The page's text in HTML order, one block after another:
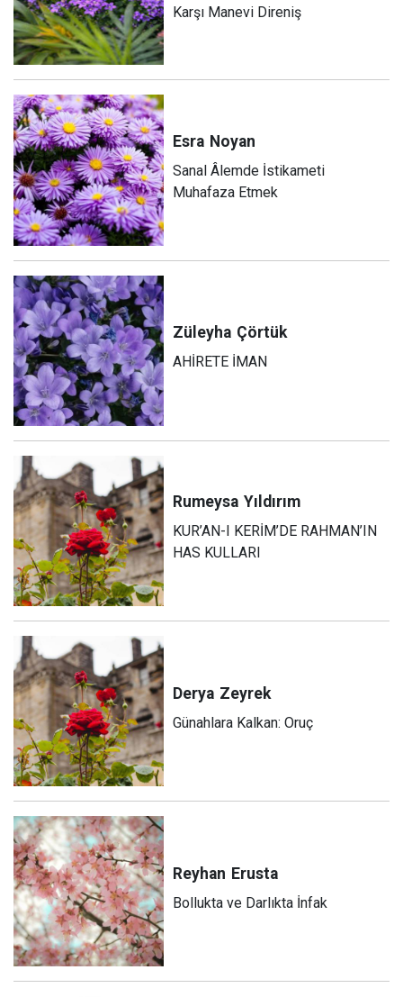
Karşı Manevi Direniş
Esra Noyan
Sanal Âlemde İstikameti
Muhafaza Etmek
Züleyha Çörtük
AHİRETE İMAN
Rumeysa Yıldırım
KUR’AN-I KERİM’DE RAHMAN’IN
HAS KULLARI
Derya Zeyrek
Günahlara Kalkan: Oruç
Reyhan Erusta
Bollukta ve Darlıkta İnfak